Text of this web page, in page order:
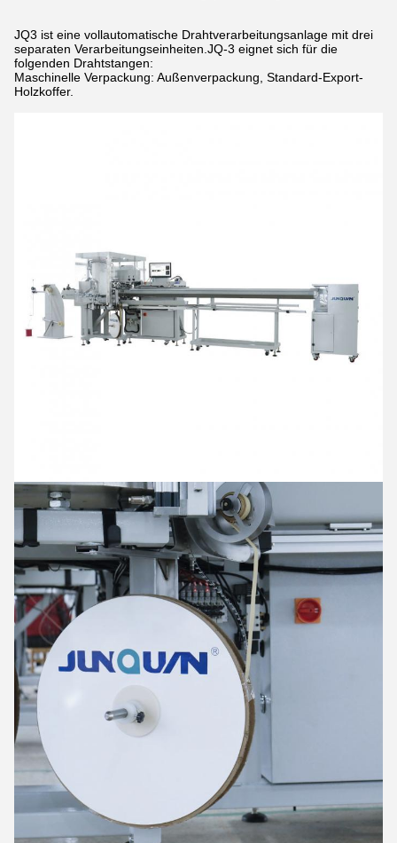
JQ3 ist eine vollautomatische Drahtverarbeitungsanlage mit drei
separaten Verarbeitungseinheiten.JQ-3 eignet sich für die
folgenden Drahtstangen:
Maschinelle Verpackung: Außenverpackung, Standard-Export-
Holzkoffer.